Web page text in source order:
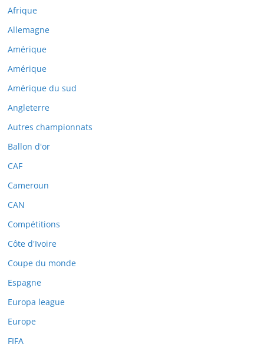
Afrique
Allemagne
Amérique
Amérique
Amérique du sud
Angleterre
Autres championnats
Ballon d'or
CAF
Cameroun
CAN
Compétitions
Côte d'Ivoire
Coupe du monde
Espagne
Europa league
Europe
FIFA